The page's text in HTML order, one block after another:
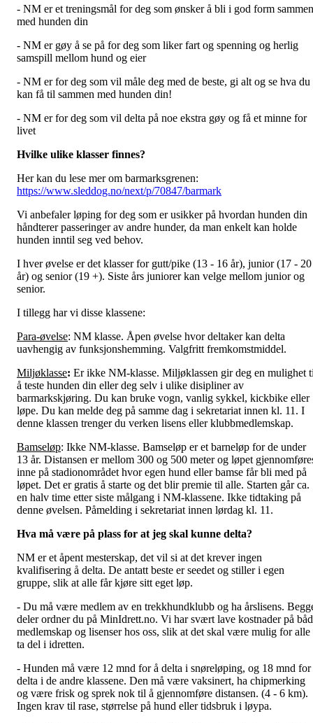
- NM er et treningsmål for deg som ønsker å bli i god form sammen
med hunden din
- NM er gøy å se på for deg som liker fart og spenning og herlig
samspill mellom hund og eier
- NM er for deg som vil måle deg med de beste, gi alt og se hva du
kan få til sammen med hunden din!
- NM er for deg som vil delta på noe ekstra gøy og få et minne for
livet
Hvilke ulike klasser finnes?
Her kan du lese mer om barmarksgrenen:
https://www.sleddog.no/next/p/70847/barmark
Vi anbefaler løping for deg som er usikker på hvordan hunden din
håndterer passeringer av andre hunder, da man enkelt kan holde
hunden inntil seg ved behov.
I hver øvelse er det klasser for gutt/pike (13 - 16 år), junior (17 - 20
år) og senior (19 +). Siste års juniorer kan velge mellom junior og
senior.
I tillegg har vi disse klassene:
Para-øvelse: NM klasse. Åpen øvelse hvor deltaker kan delta
uavhengig av funksjonshemming. Valgfritt fremkomstmiddel.
Miljøklasse: Er ikke NM-klasse. Miljøklassen gir deg en mulighet
å teste hunden din eller deg selv i ulike disipliner av
barmarkskjøring. Du kan bruke vogn, vanlig sykkel, kickbike eller
løpe. Du kan melde deg på samme dag i sekretariat innen kl. 11. I
denne klassen trenger du verken lisens eller klubbmedlemskap.
Bamseløp: Ikke NM-klasse. Bamseløp er et barneløp for de under
13 år. Distansen er mellom 300 og 500 meter og løpet
inne på stadionområdet hvor egen hund eller bamse får bli med på
løpet. Det er gratis å starte og det blir premie til alle. Starten går ca.
en halv time etter siste målgang i NM-klassene. Ikke tidtaking på
denne øvelsen. Påmelding i sekretariat innen lørdag kl. 11.
Hva må være på plass for at jeg skal kunne delta?
NM er et åpent mesterskap, det vil si at det krever ingen
kvalifisering å delta. De antatt beste er seedet og stiller i egen
gruppe, slik at alle får kjøre sitt eget løp.
- Du må være medlem av en trekkhundklubb og ha årslisens.
deler ordner du på MinIdrett.no. Vi har svært lave kostnader på
medlemskap og lisenser hos oss, slik at det skal være mulig for alle
ta del i idretten.
- Hunden må være 12 mnd for å delta i snøreløping, og 18 mnd for
delta i de andre klassene. Den må være vaksinert, ha chipmerking
og være frisk og sprek nok til å gjennomføre distansen. (4 - 6 km).
Ingen krav til rase, størrelse på hund eller tidsbruk i løypa.